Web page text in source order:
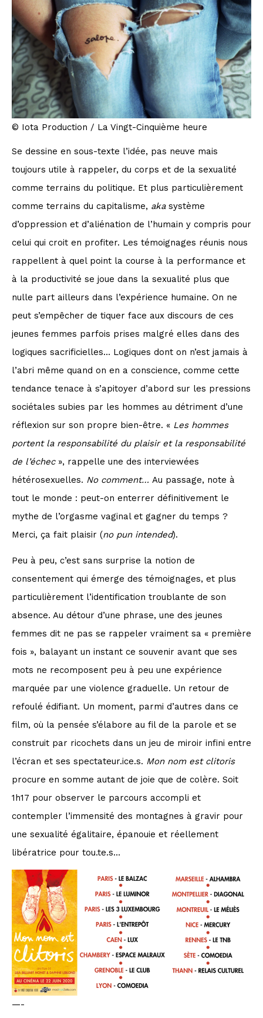
© Iota Production / La Vingt-Cinquième heure
Se dessine en sous-texte l’idée, pas neuve mais
toujours utile à rappeler, du corps et de la sexualité
comme terrains du politique. Et plus particulièrement
comme terrains du capitalisme, aka système
d’oppression et d’aliénation de l’humain y compris pour
celui qui croit en profiter. Les témoignages réunis nous
rappellent à quel point la course à la performance et
à la productivité se joue dans la sexualité plus que
nulle part ailleurs dans l’expérience humaine. On ne
peut s’empêcher de tiquer face aux discours de ces
jeunes femmes parfois prises malgré elles dans des
logiques sacrificielles… Logiques dont on n’est jamais à
l’abri même quand on en a conscience, comme cette
tendance tenace à s’apitoyer d’abord sur les pressions
sociétales subies par les hommes au détriment d’une
réflexion sur son propre bien-être. « Les hommes
portent la responsabilité du plaisir et la responsabilité
de l’échec», rappelle une des interviewées
hétérosexuelles. No comment… Au passage, note à
tout le monde : peut-on enterrer définitivement le
mythe de l’orgasme vaginal et gagner du temps ?
Merci, ça fait plaisir (no pun intended).
Peu à peu, c’est sans surprise la notion de
consentement qui émerge des témoignages, et plus
particulièrement l’identification troublante de son
absence. Au détour d’une phrase, une des jeunes
femmes dit ne pas se rappeler vraiment sa « première
fois », balayant un instant ce souvenir avant que ses
mots ne recomposent peu à peu une expérience
marquée par une violence graduelle. Un retour de
refoulé édifiant. Un moment, parmi d’autres dans ce
film, où la pensée s’élabore au fil de la parole et se
construit par ricochets dans un jeu de miroir infini entre
l’écran et ses spectateur.ice.s. Mon nom est clitoris
procure en somme autant de joie que de colère. Soit
1h17 pour observer le parcours accompli et
contempler l’immensité des montagnes à gravir pour
une sexualité égalitaire, épanouie et réellement
libératrice pour tou.te.s…
—-